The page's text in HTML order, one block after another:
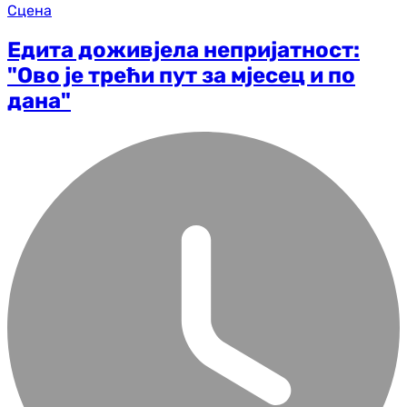
Сцена
Eдита доживјела непријатност:
"Ово је трећи пут за мјесец и по
дана"